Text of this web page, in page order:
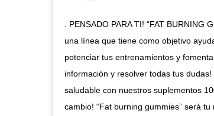
. PENSADO PARA TI! “FAT BURNING
una línea que tiene como objetivo
potenciar tus entrenamientos y
información y resolver todas tus
saludable con nuestros suplementos
cambio! “Fat burning gummies” será